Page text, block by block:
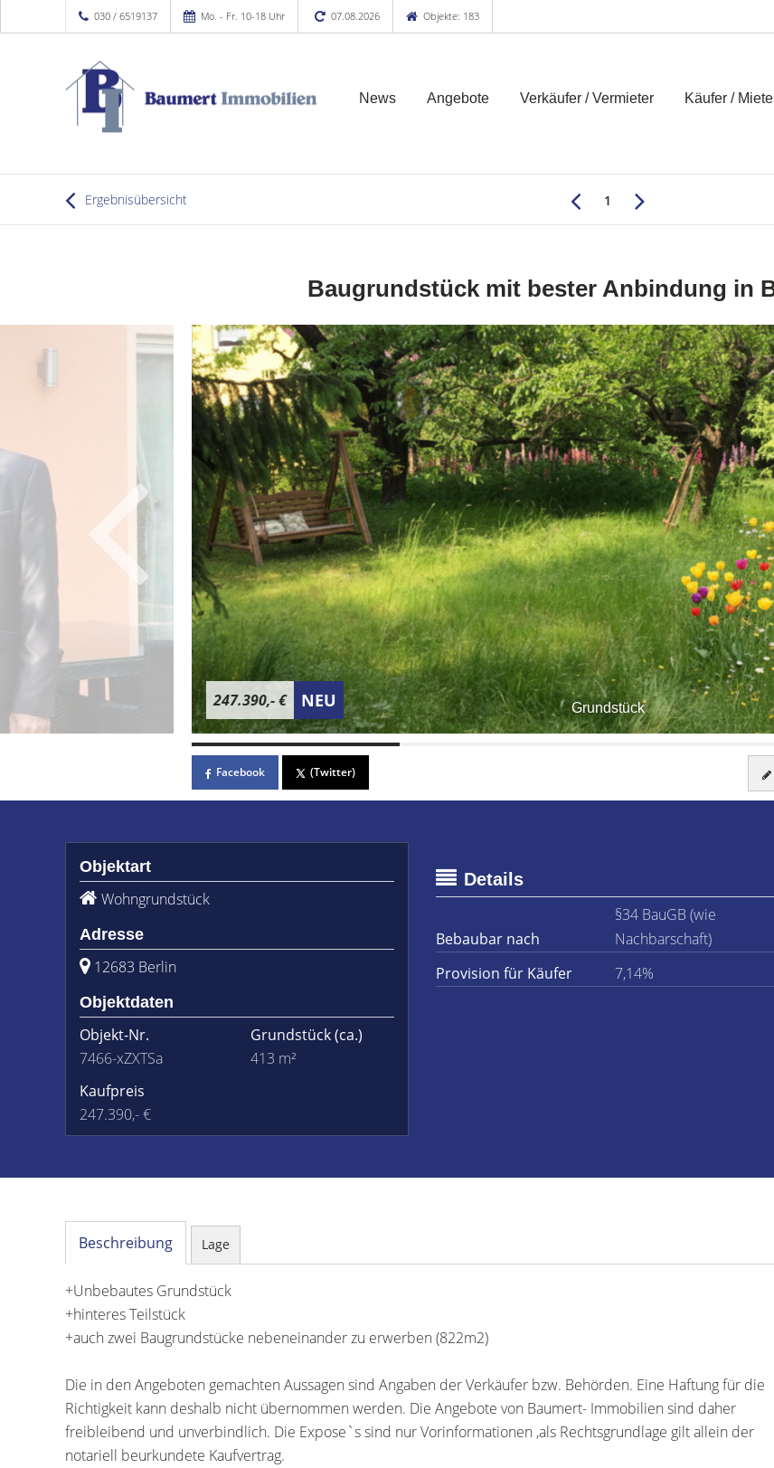
030 / 6519137 Mo. - Fr. 10-18 Uhr 07.08.2026 Objekte: 183
News Angebote Verkäufer / Vermieter Käufer /
Ergebnisübersicht 1
Baugrundstück mit bester Anbindung in
Grundstück
247.390,- € NEU
Facebook (Twitter)
Objektart
Wohngrundstück
Adresse
12683 Berlin
Objektdaten
Objekt-Nr.
7466-xZXTSa
Grundstück(ca.)
413 m²
Kaufpreis
247.390,- €
Details
Bebaubar nach
§34 BauGB (wie
Nachbarschaft)
Provision für Käufer
7,14%
Beschreibung Lage
+Unbebautes Grundstück
+hinteres Teilstück
+auch zwei Baugrundstücke nebeneinander zu erwerben (822m2)
Die in den Angeboten gemachten Aussagen sind Angaben der Verkäufer bzw. Behörden. Eine Haftung für die
Richtigkeit kann deshalb nicht übernommen werden. Die Angebote von Baumert- Immobilien sind daher
freibleibend und unverbindlich. Die Expose`s sind nur Vorinformationen ,als Rechtsgrundlage gilt allein der
notariell beurkundete Kaufvertrag.